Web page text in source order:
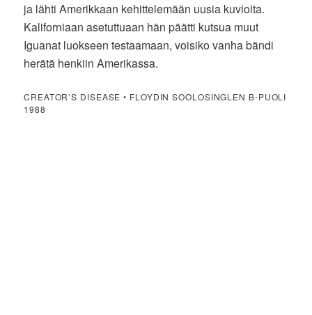
ja lähti Amerikkaan kehittelemään uusia kuvioita.
Kaliforniaan asetuttuaan hän päätti kutsua muut
Iguanat luokseen testaamaan, voisiko vanha bändi
herätä henkiin Amerikassa.
CREATOR’S DISEASE • FLOYDIN SOOLOSINGLEN B-PUOLI
1988